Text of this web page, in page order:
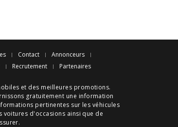
Contact
Annonceurs
Recrutement Partenaires
et des meilleures promotions.
gratuitement une information
pertinentes sur les véhicules
voitures d'occasions ainsi que de